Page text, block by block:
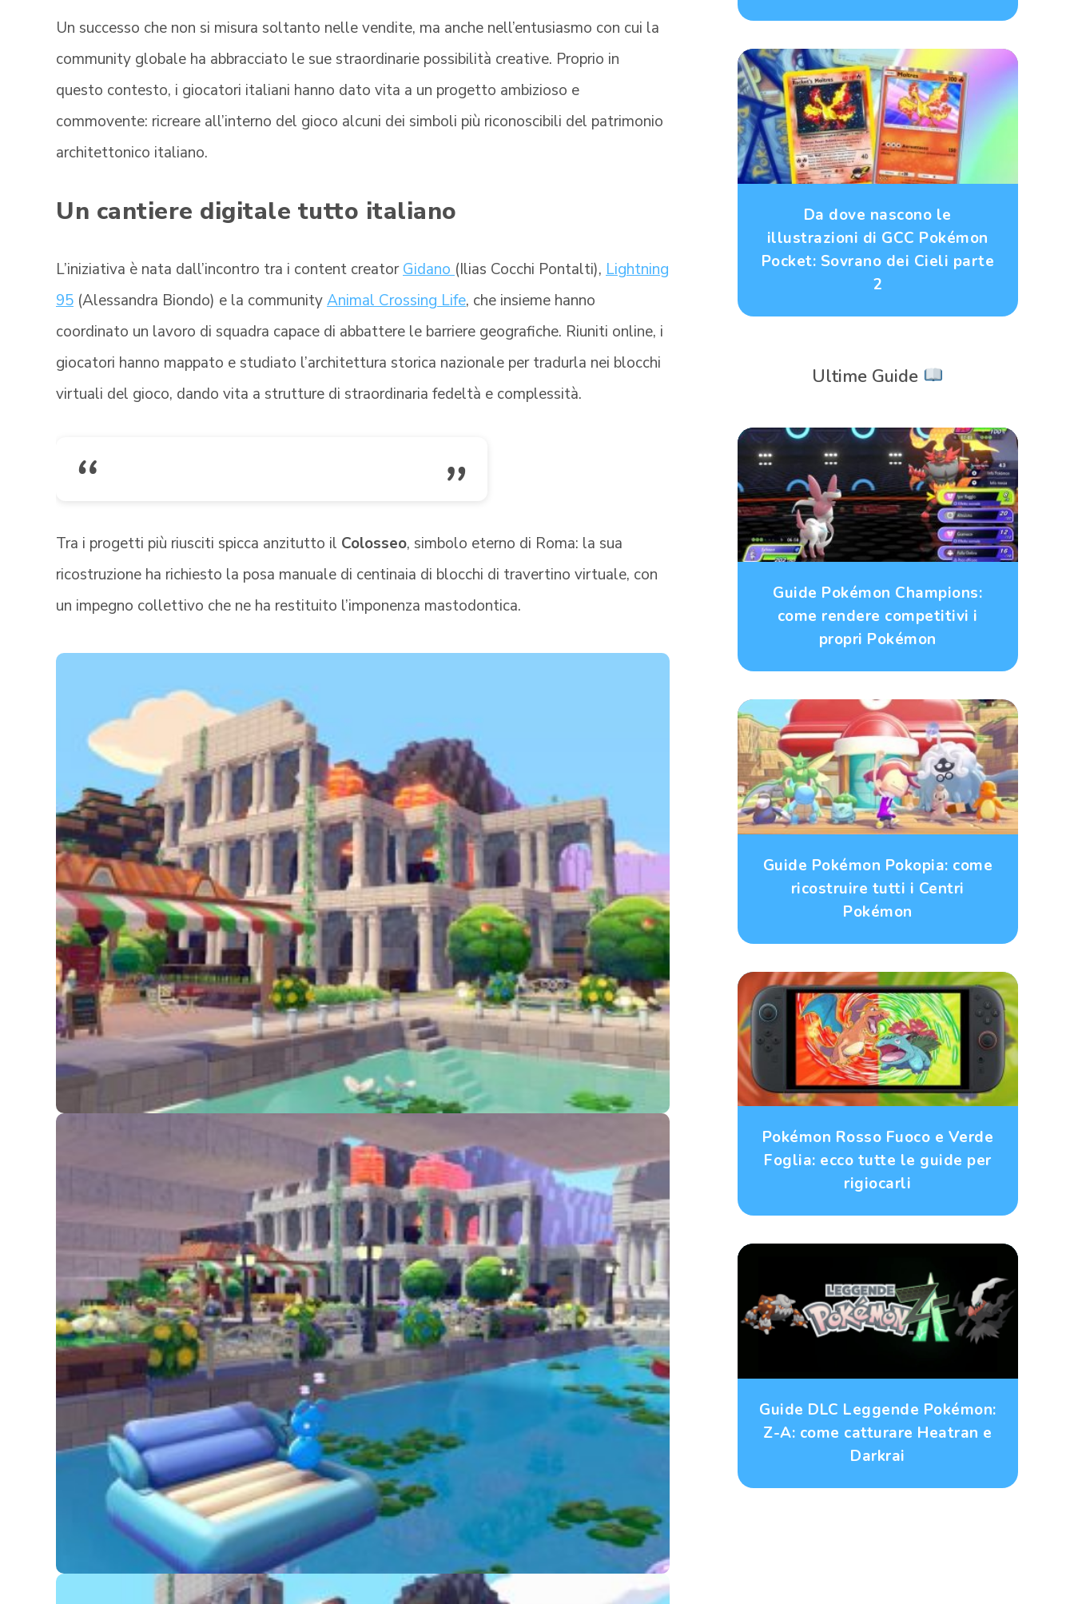
Un successo che non si misura soltanto nelle vendite, ma anche nell’entusiasmo con cui la
community globale ha abbracciato le sue straordinarie possibilità creative. Proprio in
questo contesto, i giocatori italiani hanno dato vita a un progetto ambizioso e
commovente: ricreare all’interno del gioco alcuni dei simboli più riconoscibili del patrimonio
architettonico italiano.
Un cantiere digitale tutto italiano
L’iniziativa è nata dall’incontro tra i content creatorGidano (Ilias Cocchi Pontalti), Lightning
95 (Alessandra Biondo) e la communityAnimal Crossing Life, che insieme hanno
coordinato un lavoro di squadra capace di abbattere le barriere geografiche. Riuniti online, i
giocatori hanno mappato e studiato l’architettura storica nazionale per tradurla nei blocchi
virtuali del gioco, dando vita a strutture di straordinaria fedeltà e complessità.
Tra i progetti più riusciti spicca anzitutto il Colosseo, simbolo eterno di Roma: la sua
ricostruzione ha richiesto la posa manuale di centinaia di blocchi di travertino virtuale, con
un impegno collettivo che ne ha restituito l’imponenza mastodontica.
Da dove nascono le
illustrazioni di GCC Pokémon
Pocket: Sovrano dei Cieli parte
2
Ultime Guide
Guide Pokémon Champions:
come rendere competitivi i
propri Pokémon
Guide Pokémon Pokopia: come
ricostruire tutti i Centri
Pokémon
Pokémon Rosso Fuoco e Verde
Foglia: ecco tutte le guide per
rigiocarli
Guide DLC Leggende Pokémon:
Z-A: come catturare Heatran e
Darkrai